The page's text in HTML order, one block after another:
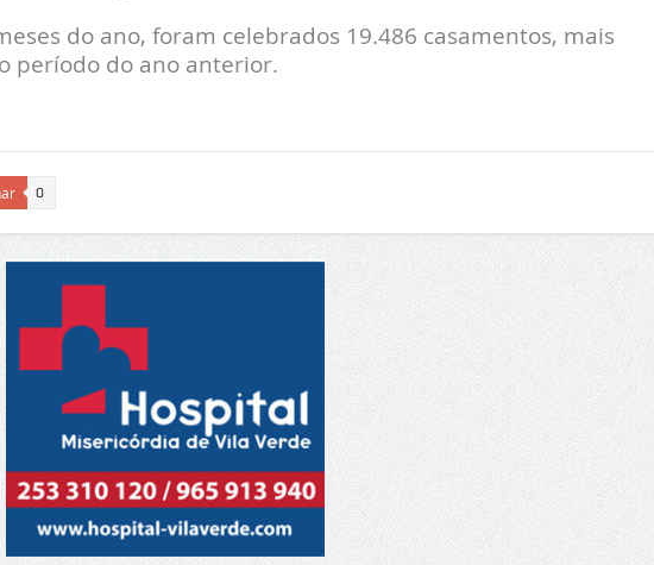
do ano, foram celebrados 19.486 casamentos, mais
período do ano anterior.
0